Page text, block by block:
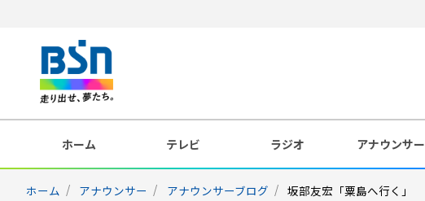
ホーム テレビ ラジオ アナウンサー
ホーム アナウンサー アナウンサーブログ 坂部友宏「粟島へ行く」